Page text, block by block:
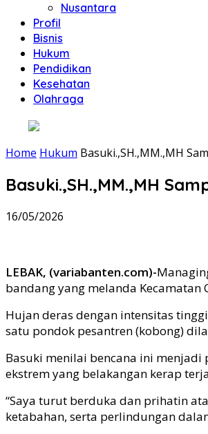
Nusantara
Profil
Bisnis
Hukum
Pendidikan
Kesehatan
Olahraga
Home Hukum Basuki.,SH.,MM.,MH
Basuki.,SH.,MM.,MH
16/05/2026
LEBAK, (variabanten.com)-
bandang yang melanda Kecamatan
Hujan deras dengan intensitas
satu pondok pesantren (kobong)
Basuki menilai bencana ini
ekstrem yang belakangan kerap
“Saya turut berduka dan prihatin
ketabahan, serta perlindungan